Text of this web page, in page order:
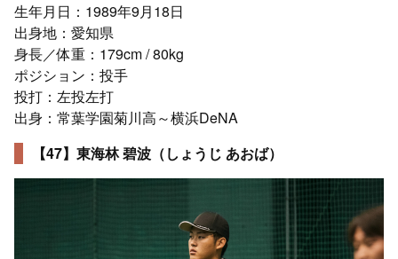
生年月日：1989年9月18日
出身地：愛知県
身長／体重：179cm / 80kg
ポジション：投手
投打：左投左打
出身：常葉学園菊川高～横浜DeNA
【47】東海林 碧波（しょうじ あおば）